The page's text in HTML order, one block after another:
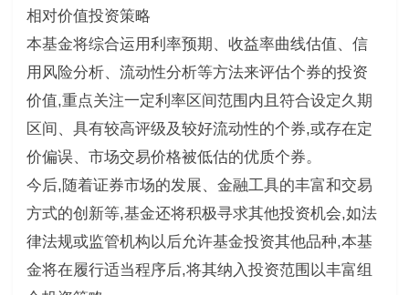
相对价值投资策略
本基金将综合运用利率预期、收益率曲线估值、信
用风险分析、流动性分析等方法来评估个券的投资
价值,重点关注一定利率区间范围内且符合设定久期
区间、具有较高评级及较好流动性的个券,或存在定
价偏误、市场交易价格被低估的优质个券。
今后,随着证券市场的发展、金融工具的丰富和交易
方式的创新等,基金还将积极寻求其他投资机会,如法
律法规或监管机构以后允许基金投资其他品种,本基
金将在履行适当程序后,将其纳入投资范围以丰富组